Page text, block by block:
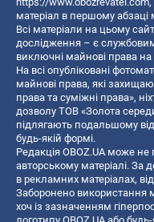
матеріал в першому абзаці
Всі матеріали на цьому
дослідження – є
виключні майнові права
На всі опубліковані
майнові права, які
права та суміжні права»,
дозволу ТОВ «Золота
підлягають подальшому
будь-якій формі.
Редакція OBOZ.UA може не
авторському матеріалі. За
в рекламних матеріалах,
Заборонено використання
хоч із зазначенням